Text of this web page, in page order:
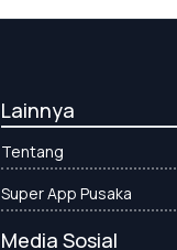
Lainnya
Tentang
Super App Pusaka
Media Sosial